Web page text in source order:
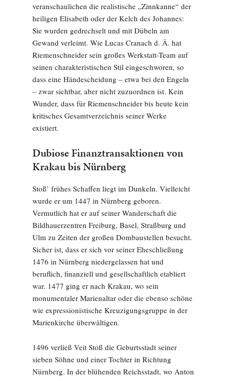
veranschaulichen die realistische „Zinnkanne“ der
heiligen Elisabeth oder der Kelch des Johannes:
Sie wurden gedrechselt und mit Dübeln am
Gewand verleimt. Wie Lucas Cranach d. Ä. hat
Riemenschneider sein großes Werkstatt-Team auf
seinen charakteristischen Stil eingeschworen, so
dass eine Händescheidung – etwa bei den Engeln
– zwar sichtbar, aber nicht zuzuordnen ist. Kein
Wunder, dass für Riemenschneider bis heute kein
kritisches Gesamtverzeichnis seiner Werke
existiert.
Dubiose Finanztransaktionen von
Krakau bis Nürnberg
Stoß’ frühes Schaffen liegt im Dunkeln. Vielleicht
wurde er um 1447 in Nürnberg geboren.
Vermutlich hat er auf seiner Wanderschaft die
Bildhauerzentren Freiburg, Basel, Straßburg und
Ulm zu Zeiten der großen Dombaustellen besucht.
Sicher ist, dass er sich vor seiner Eheschließung
1476 in Nürnberg niedergelassen hat und
beruflich, finanziell und gesellschaftlich etabliert
war. 1477 ging er nach Krakau, wo sein
monumentaler Marienaltar oder die ebenso schöne
wie expressionistische Kreuzigungsgruppe in der
Marienkirche überwältigen.
1496 verließ Veit Stoß die Geburtsstadt seiner
sieben Söhne und einer Tochter in Richtung
Nürnberg. In der blühenden Reichsstadt, wo Anton